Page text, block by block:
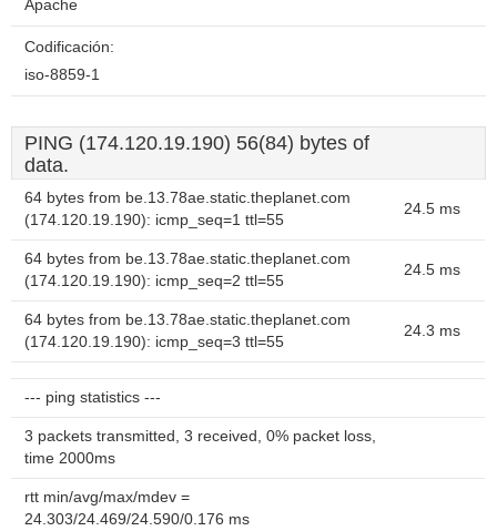
Apache
Codificación:
iso-8859-1
PING (174.120.19.190) 56(84) bytes of
data.
64 bytes from be.13.78ae.static.theplanet.com
(174.120.19.190): icmp_seq=1 ttl=55
24.5 ms
64 bytes from be.13.78ae.static.theplanet.com
(174.120.19.190): icmp_seq=2 ttl=55
24.5 ms
64 bytes from be.13.78ae.static.theplanet.com
(174.120.19.190): icmp_seq=3 ttl=55
24.3 ms
--- ping statistics ---
3 packets transmitted, 3 received, 0% packet loss,
time 2000ms
rtt min/avg/max/mdev =
24.303/24.469/24.590/0.176 ms